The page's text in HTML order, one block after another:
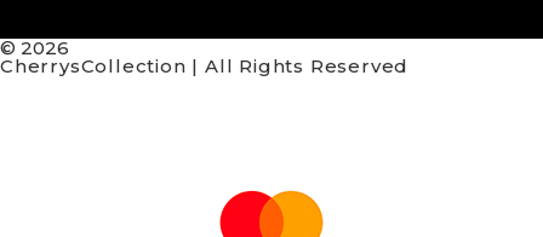
© 2026
CherrysCollection | All Rights Reserved